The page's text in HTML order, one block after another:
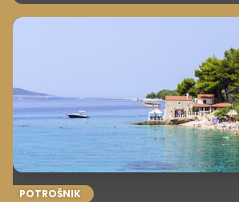
varčevalnih nasvetov in poznavanju
Preverite tudi, katere družinske
priljubljene pri Slovencih in katere
POTROŠNIK